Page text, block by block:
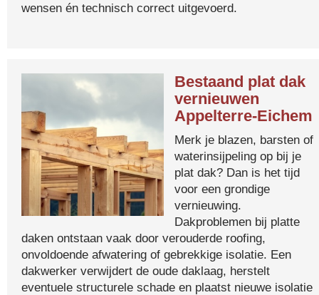
wensen én technisch correct uitgevoerd.
Bestaand plat dak
vernieuwen
Appelterre-Eichem
Merk je blazen, barsten of
waterinsijpeling op bij je
plat dak? Dan is het tijd
voor een grondige
vernieuwing.
Dakproblemen bij platte
daken ontstaan vaak door verouderde roofing,
onvoldoende afwatering of gebrekkige isolatie. Een
dakwerker verwijdert de oude daklaag, herstelt
eventuele structurele schade en plaatst nieuwe isolatie